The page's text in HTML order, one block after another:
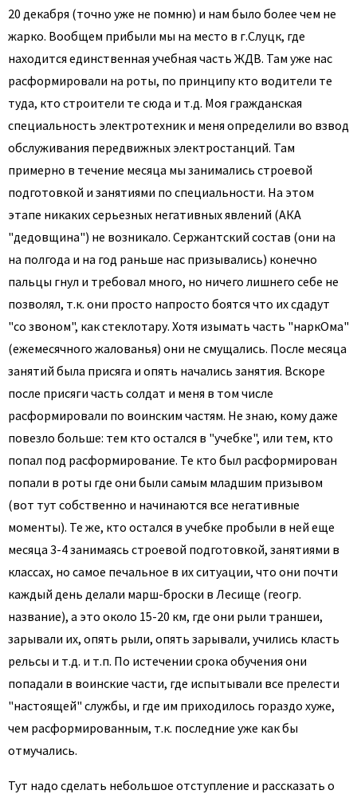
20 декабря (точно уже не помню) и нам было более чем не
жарко. Вообщем прибыли мы на место в г.Слуцк, где
находится единственная учебная часть ЖДВ. Там уже нас
расформировали на роты, по принципу кто водители те
туда, кто строители те сюда и т.д. Моя гражданская
специальность электротехник и меня определили во взвод
обслуживания передвижных электростанций. Там
примерно в течение месяца мы занимались строевой
подготовкой и занятиями по специальности. На этом
этапе никаких серьезных негативных явлений (АКА
"дедовщина") не возникало. Сержантский состав (они на
на полгода и на год раньше нас призывались) конечно
пальцы гнул и требовал много, но ничего лишнего себе не
позволял, т.к. они просто напросто боятся что их сдадут
"со звоном", как стеклотару. Хотя изымать часть "наркОма"
(ежемесячного жалованья) они не смущались. После месяца
занятий была присяга и опять начались занятия. Вскоре
после присяги часть солдат и меня в том числе
расформировали по воинским частям. Не знаю, кому даже
повезло больше: тем кто остался в "учебке", или тем, кто
попал под расформирование. Те кто был расформирован
попали в роты где они были самым младшим призывом
(вот тут собственно и начинаются все негативные
моменты). Те же, кто остался в учебке пробыли в ней еще
месяца 3-4 занимаясь строевой подготовкой, занятиями в
классах, но самое печальное в их ситуации, что они почти
каждый день делали марш-броски в Лесище (геогр.
название), а это около 15-20 км, где они рыли траншеи,
зарывали их, опять рыли, опять зарывали, учились класть
рельсы и т.д. и т.п. По истечении срока обучения они
попадали в воинские части, где испытывали все прелести
"настоящей" службы, и где им приходилось гораздо хуже,
чем расформированным, т.к. последние уже как бы
отмучались.
Тут надо сделать небольшое отступление и рассказать о